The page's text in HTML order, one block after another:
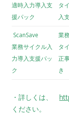
適時入力導入支
援パック
タ
入
ScanSave
業務サイクル入
力導入支援パッ
ク
業
タ
正
き
・詳しくは、
ください。